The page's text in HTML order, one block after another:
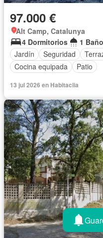
97.000 €
Alt Camp, Catalunya
4 Dormitorios
1 Baño
Jardín
Seguridad
Cocina equipada
Patio
13 jul 2026 en Habitaclia